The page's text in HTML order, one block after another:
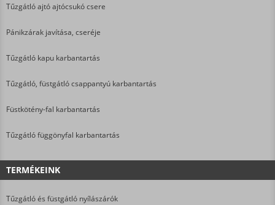
Tűzgátló ajtó ajtócsukó csere
Pánikzárak javítása, cseréje
Tűzgátló kapu karbantartás
Tűzgátló, füstgátló csappantyú karbantartás
Füstkötény-fal karbantartás
Tűzgátló függönyfal karbantartás
TERMÉKEINK
Tűzgátló és füstgátló nyílászárók